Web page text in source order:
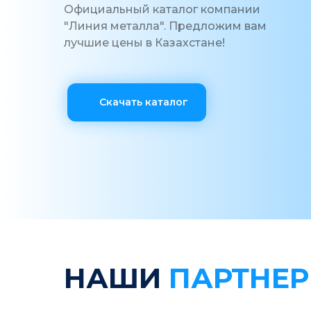
Скачать каталог
Официальный каталог компании
"Линия металла". Предложим вам
лучшие цены в Казахстане!
НАШИ